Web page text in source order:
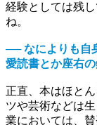
経験としては残
ね。
── なによりも自
愛読書とか座右
正直、本はほと
ツや芸術などは
業においては、